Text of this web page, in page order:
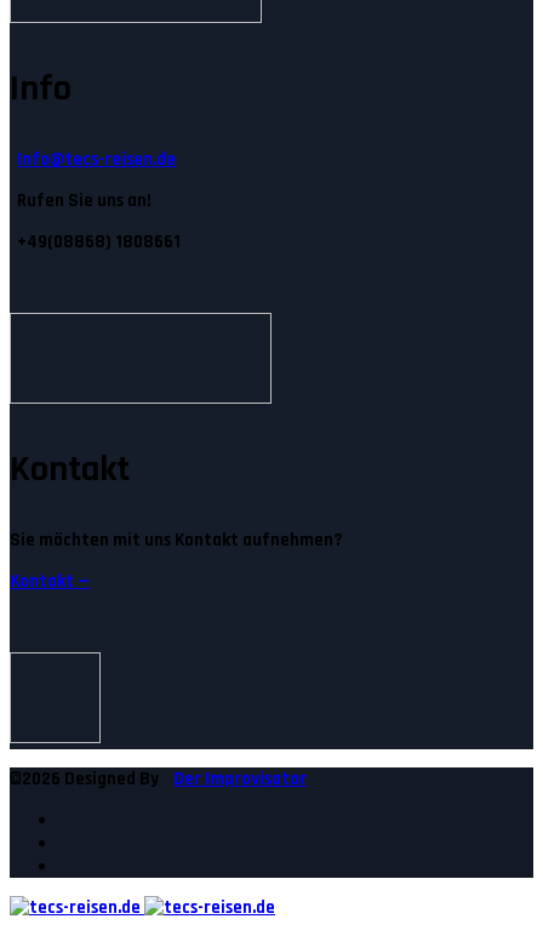
Info
Info@tecs-reisen.de
Rufen Sie uns an!
+49(08868) 1808661
Kontakt
Sie möchten mit uns Kontakt aufnehmen?
Kontakt —
©2026 Designed By Der Improvisator